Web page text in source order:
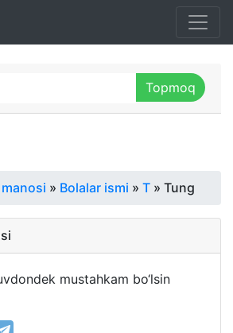
» Bolalar ismi » T » Tung
mustahkam bo‘lsin